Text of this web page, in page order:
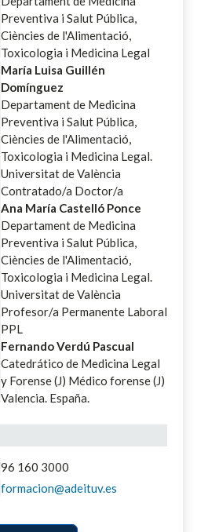
Preventiva i Salut Pública,
Ciències de l'Alimentació,
Toxicologia i Medicina Legal
María Luisa Guillén
Domínguez
Departament de Medicina
Preventiva i Salut Pública,
Ciències de l'Alimentació,
Toxicologia i Medicina Legal.
Universitat de València
Contratado/a Doctor/a
Ana María Castelló Ponce
Departament de Medicina
Preventiva i Salut Pública,
Ciències de l'Alimentació,
Toxicologia i Medicina Legal.
Universitat de València
Profesor/a Permanente Laboral
PPL
Fernando Verdú Pascual
Catedrático de Medicina Legal
y Forense (J) Médico forense (J)
Valencia. España.
96 160 3000
formacion@adeituv.es